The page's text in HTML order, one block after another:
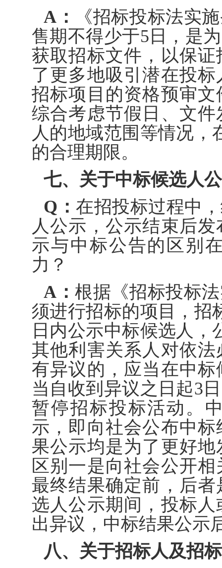
A：
《招标投标法实
售期不得少于5日，是
获取招标文件，以保
了更多地吸引潜在投
招标项目的资格预审
综合考虑节假日、文
人的地域范围等情况，
的合理期限。
七、关于中标候选人
Q：在招投标过程中
人公示，公示结束后
示与中标公告的区别
力？
A：根据《招标投标
须进行招标的项目，招
日内公示中标候选人，
其他利害关系人对依
有异议的，应当在中
当自收到异议之日起3
暂停招标投标活动。
示，即向社会公布中
果公示均是为了更好
区别一是向社会公开
最终结果确定前，后
选人公示期间，投标
出异议，中标结果公示
八、关于招标人及招